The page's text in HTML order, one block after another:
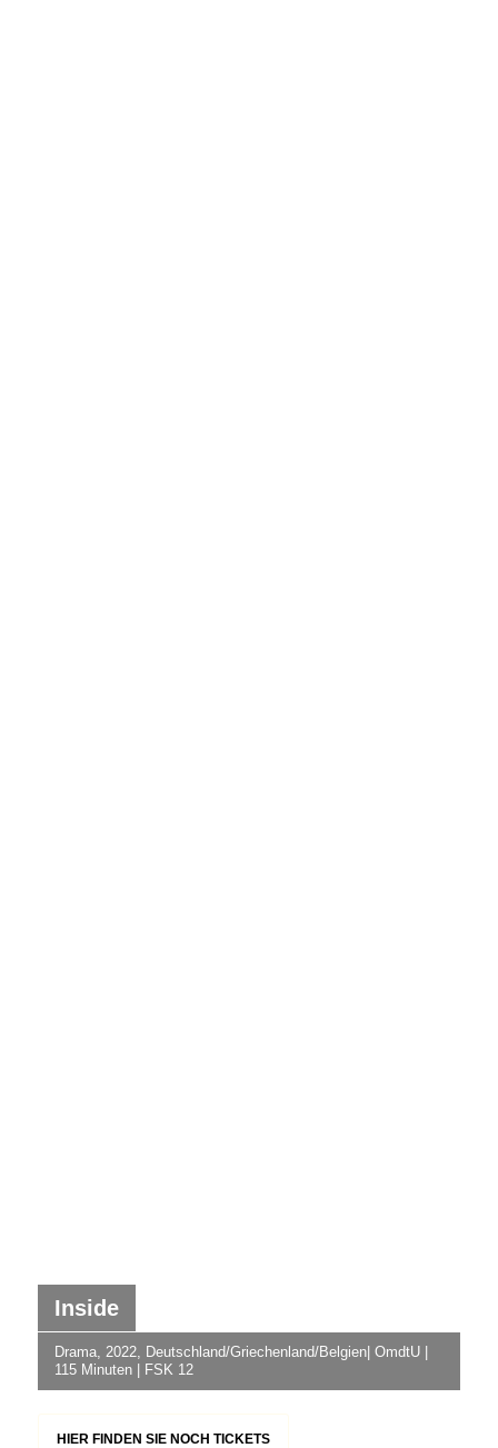
Inside
Drama, 2022, Deutschland/Griechenland/Belgien| OmdtU |
115 Minuten | FSK 12
HIER FINDEN SIE NOCH TICKETS